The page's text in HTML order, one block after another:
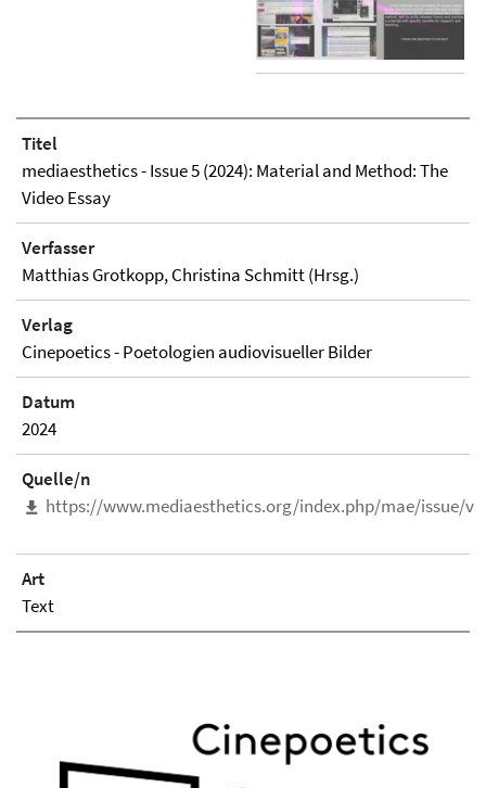
Titel
mediaesthetics - Issue 5 (2024): Material and Method: The
Video Essay
Verfasser
Matthias Grotkopp, Christina Schmitt (Hrsg.)
Verlag
Cinepoetics - Poetologien audiovisueller Bilder
Datum
2024
Quelle/n
https://www.mediaesthetics.org/index.php/mae/issue/
Art
Text